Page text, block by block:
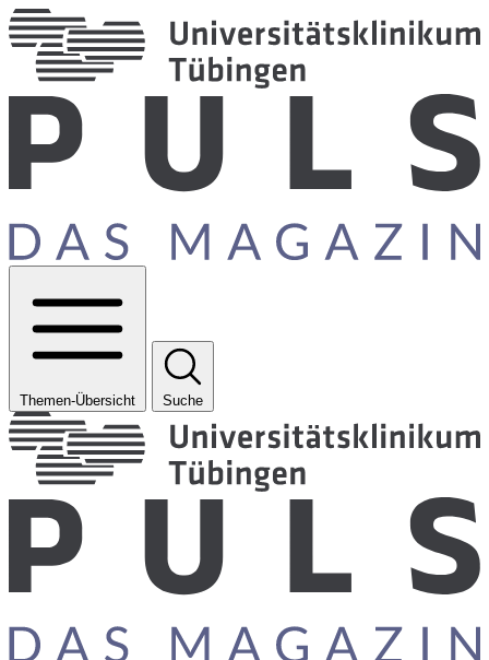
Themen-Übersicht Suche